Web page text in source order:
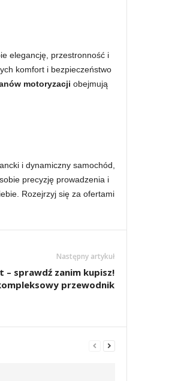
elegancję, przestronność i
komfort i bezpieczeństwo
motoryzacji obejmują
i dynamiczny samochód,
precyzję prowadzenia i
Rozejrzyj się za ofertami
Następny artykuł
– sprawdź zanim kupisz!
przewodnik